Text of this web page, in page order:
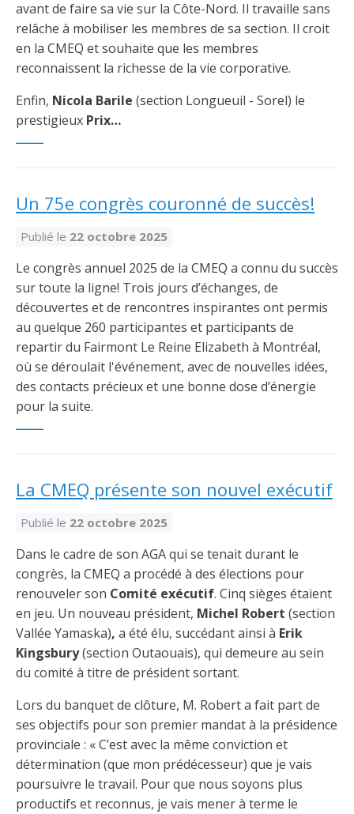
avant de faire sa vie sur la Côte-Nord. Il travaille sans
relâche à mobiliser les membres de sa section. Il croit
en la CMEQ et souhaite que les membres
reconnaissent la richesse de la vie corporative.
Enfin, Nicola Barile (section Longueuil - Sorel) le
prestigieux Prix…
Un 75e congrès couronné de succès!
Publié le 22 octobre 2025
Le congrès annuel 2025 de la CMEQ a connu du succès
sur toute la ligne! Trois jours d’échanges, de
découvertes et de rencontres inspirantes ont permis
au quelque 260 participantes et participants de
repartir du Fairmont Le Reine Elizabeth à Montréal,
où se déroulait l'événement, avec de nouvelles idées,
des contacts précieux et une bonne dose d’énergie
pour la suite.
La CMEQ présente son nouvel exécutif
Publié le 22 octobre 2025
Dans le cadre de son AGA qui se tenait durant le
congrès, la CMEQ a procédé à des élections pour
renouveler son Comité exécutif. Cinq sièges étaient
en jeu. Un nouveau président, Michel Robert (section
Vallée Yamaska), a été élu, succédant ainsi à Erik
Kingsbury(section Outaouais), qui demeure au sein
du comité à titre de président sortant.
Lors du banquet de clôture, M. Robert a fait part de
ses objectifs pour son premier mandat à la présidence
provinciale : « C’est avec la même conviction et
détermination (que mon prédécesseur) que je vais
poursuivre le travail. Pour que nous soyons plus
productifs et reconnus, je vais mener à terme le